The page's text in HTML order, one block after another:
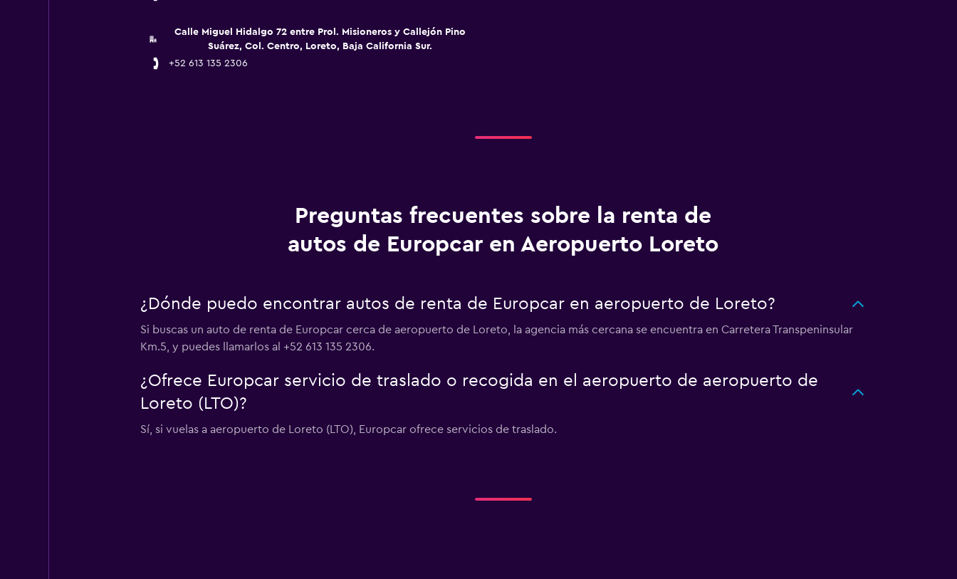
Calle Miguel Hidalgo 72 entre Prol. Misioneros y Callejón Pino
Suárez, Col. Centro, Loreto, Baja California Sur.
+52 613 135 2306
Preguntas frecuentes sobre la renta de
autos de Europcar en Aeropuerto Loreto
¿Dónde puedo encontrar autos de renta de Europcar en aeropuerto de Loreto?
Si buscas un auto de renta de Europcar cerca de aeropuerto de Loreto, la agencia más cercana se encuentra en Carretera Transpeninsular
Km.5, y puedes llamarlos al +52 613 135 2306.
¿Ofrece Europcar servicio de traslado o recogida en el aeropuerto de aeropuerto de
Loreto (LTO)?
Sí, si vuelas a aeropuerto de Loreto (LTO), Europcar ofrece servicios de traslado.